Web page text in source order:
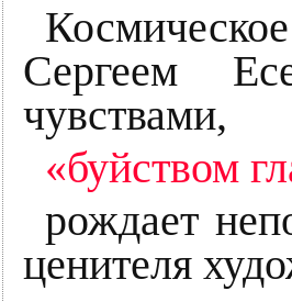
Сергеем
чувствами,
«буйством
рождает
ценителя